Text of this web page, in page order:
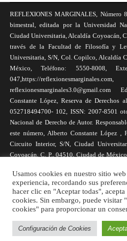
REFLEXIONES MARGINALES, Número
bimestral, editada por la Universidad
Ciudad Universitaria, Alcaldía Coyoacán,
través de la Facultad de Filosofía y
Universitaria, S/N, Col. Copilco, Alcaldía
México, Teléfono: 5550-8008,
047,https://reflexionesmarginales.com,
Constante López, Reserva de Derechos
052718494700- 102, ISSN: 2007-8501
Nacional de Derecho de Autor.
este número, Alberto Constante López ,
Circuito Interior, S/N, Ciudad
Coyoacán, C. P., 04510, Ciudad de
necesariamente reflejan la postura de la
Autónoma de México. Los autores son
sus artículos. Se autoriza la reproducción
publicados siempre y cuando se cite la
electrónica de la publicación.
Usamos cookies en nuestro sitio
experiencia, recordando sus
hacer clic en "Aceptar todas",
cookies. Sin embargo, puede visitar
cookies" para proporcionar un
Configuración de Cookies